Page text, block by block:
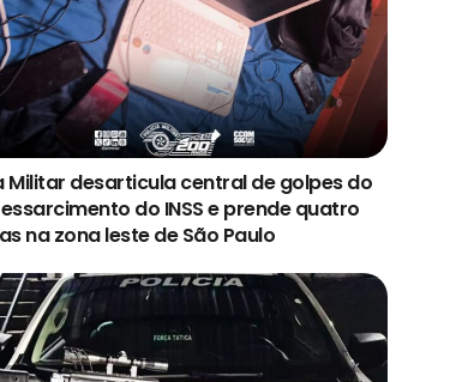
Militar desarticula central de golpes do
do INSS e prende quatro
na zona leste de São Paulo